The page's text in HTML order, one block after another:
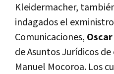
Kleidermacher,
indagados el
Comunicaciones,
de Asuntos Jurídicos
Manuel Mocoroa. Los